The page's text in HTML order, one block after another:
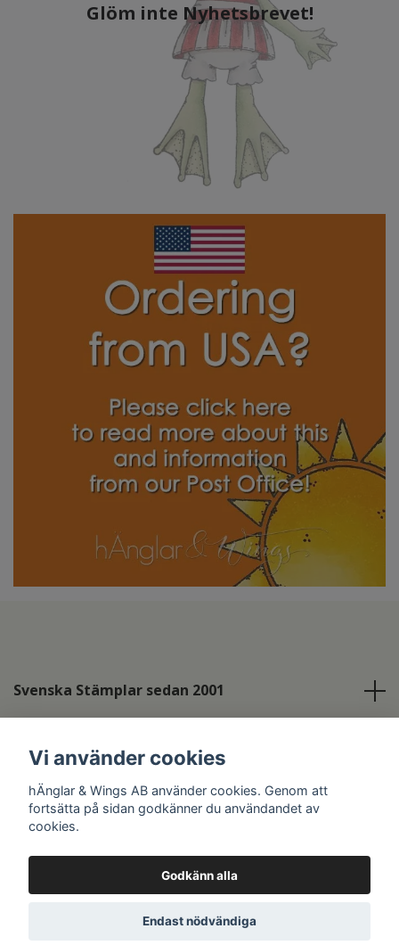
Glöm inte Nyhetsbrevet!
Svenska Stämplar sedan 2001
Sociala medier
© 2026 hÄnglar & Wings AB
Vi använder cookies
hÄnglar & Wings AB använder cookies. Genom att
fortsätta på sidan godkänner du användandet av
cookies.
Godkänn alla
Endast nödvändiga